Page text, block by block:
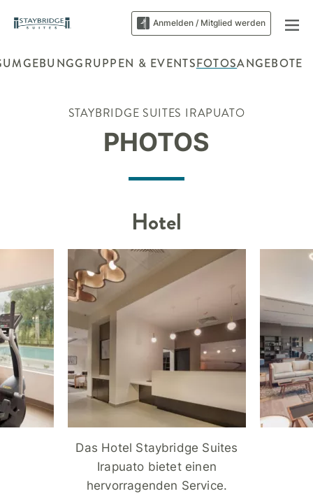
Anmelden / Mitglied werden
UMGEBUNGGRUPPEN & EVENTSFOTOSANGEBOTE
STAYBRIDGE SUITES IRAPUATO
PHOTOS
Hotel
Das Hotel Staybridge Suites
Irapuato bietet einen
hervorragenden Service.